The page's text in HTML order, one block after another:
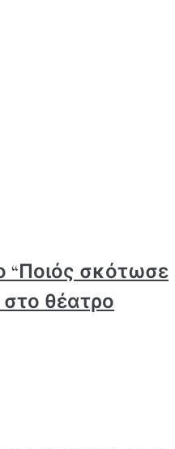
“Ποιός σκότωσε
θέατρο